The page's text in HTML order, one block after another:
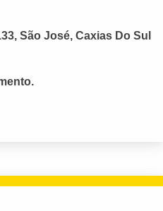
São José, Caxias Do Sul